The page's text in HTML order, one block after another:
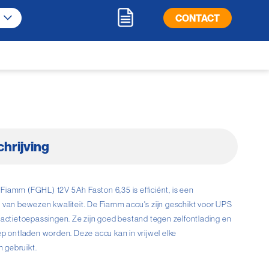
CONTACT
(FGHL) 12V 5Ah Faston 6,35 is efficiënt, is een
bewezen kwaliteit. De Fiamm accu's zijn geschikt voor UPS
Ze zijn goed bestand tegen zelfontlading en
ontladen worden. Deze accu kan in vrijwel elke
gebruikt.